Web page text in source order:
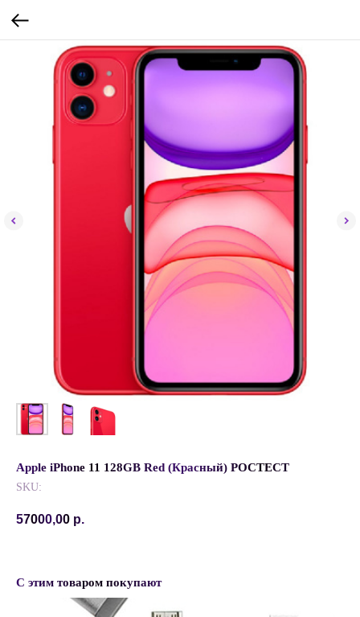
Apple iPhone 11 128GB Red (Красный) РОСТЕСТ
SKU:
57000,00 р.
С этим товаром покупают